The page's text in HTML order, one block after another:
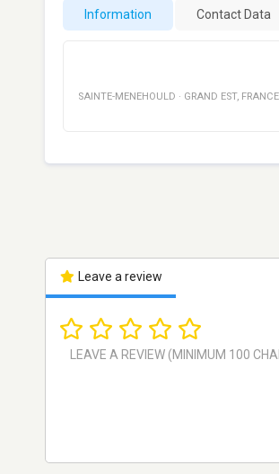
Information Contact Data
SAINTE-MENEHOULD · GRAND EST, FRANCE
Leave a review